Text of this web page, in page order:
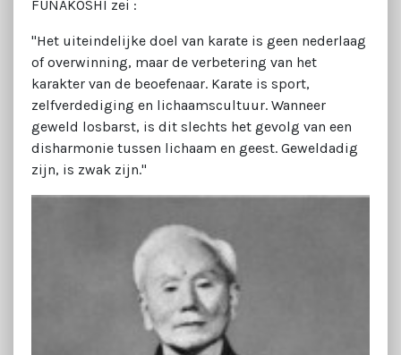
FUNAKOSHI zei :
"Het uiteindelijke doel van karate is geen nederlaag
of overwinning, maar de verbetering van het
karakter van de beoefenaar. Karate is sport,
zelfverdediging en lichaamscultuur. Wanneer
geweld losbarst, is dit slechts het gevolg van een
disharmonie tussen lichaam en geest. Geweldadig
zijn, is zwak zijn."